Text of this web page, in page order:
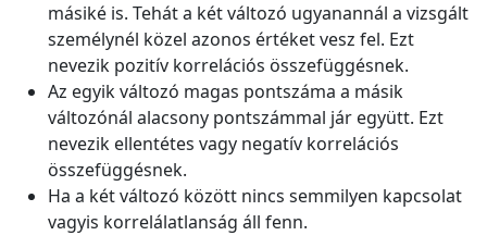
másiké is. Tehát a két változó ugyanannál a vizsgált
személynél közel azonos értéket vesz fel. Ezt
nevezik pozitív korrelációs összefüggésnek.
Az egyik változó magas pontszáma a másik
változónál alacsony pontszámmal jár együtt. Ezt
nevezik ellentétes vagy negatív korrelációs
összefüggésnek.
Ha a két változó között nincs semmilyen kapcsolat
vagyis korrelálatlanság áll fenn.